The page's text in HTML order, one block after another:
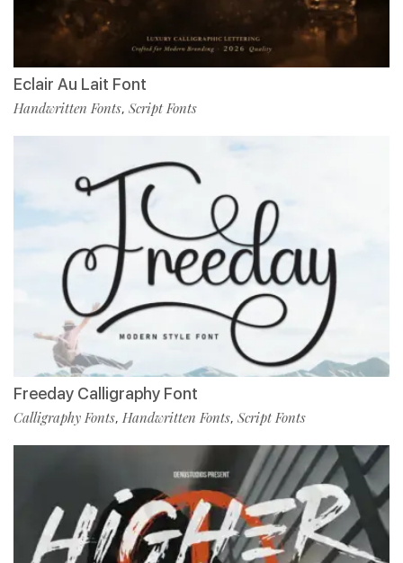
Eclair Au Lait Font
Handwritten Fonts, Script Fonts
Freeday Calligraphy Font
Calligraphy Fonts, Handwritten Fonts, Script Fonts